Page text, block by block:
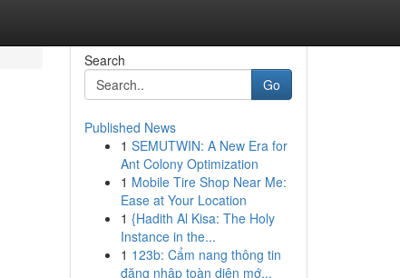
Search
Go
Published News
1 SEMUTWIN: A New Era for
Ant Colony Optimization
1 Mobile Tire Shop Near Me:
Ease at Your Location
1 {Hadith Al Kisa: The Holy
Instance in the...
1 123b: Cẩm nang thông tin
đăng nhập toàn diện mớ...